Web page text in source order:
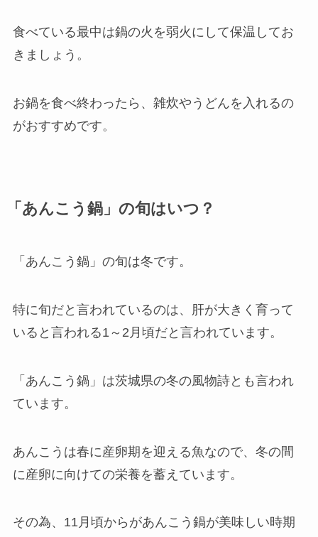
食べている最中は鍋の火を弱火にして保温してお
きましょう。
お鍋を食べ終わったら、雑炊やうどんを入れるの
がおすすめです。
「あんこう鍋」の旬はいつ？
「あんこう鍋」の旬は冬です。
特に旬だと言われているのは、肝が大きく育って
いると言われる1～2月頃だと言われています。
「あんこう鍋」は茨城県の冬の風物詩とも言われ
ています。
あんこうは春に産卵期を迎える魚なので、冬の間
に産卵に向けての栄養を蓄えています。
その為、11月頃からがあんこう鍋が美味しい時期